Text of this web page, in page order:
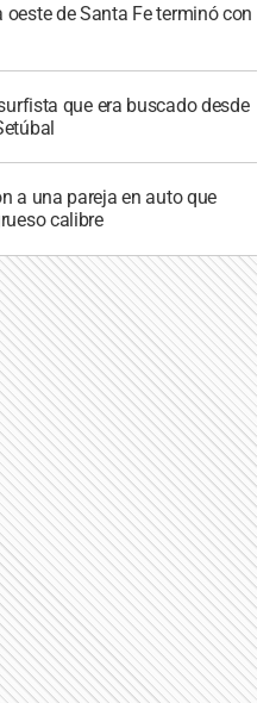
de Santa Fe terminó con
que era buscado desde
a una pareja en auto que
calibre